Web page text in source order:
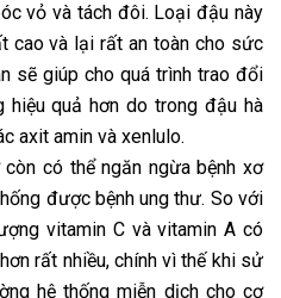
vỏ và tách đôi. Loại đậu này
cao và lại rất an toàn cho sức
sẽ giúp cho quá trình trao đổi
quả hơn do trong đậu hà
axit amin và xenlulo.
có thể ngăn ngừa bệnh xơ
được bệnh ung thư. So với
vitamin C và vitamin A có
rất nhiều, chính vì thế khi sử
hệ thống miễn dịch cho cơ